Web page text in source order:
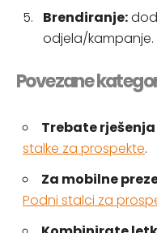
Brendiranje:
odjela/kampanje.
Povezane
Trebate
stalke za prospekte.
Za mobilne
Podni stalci za